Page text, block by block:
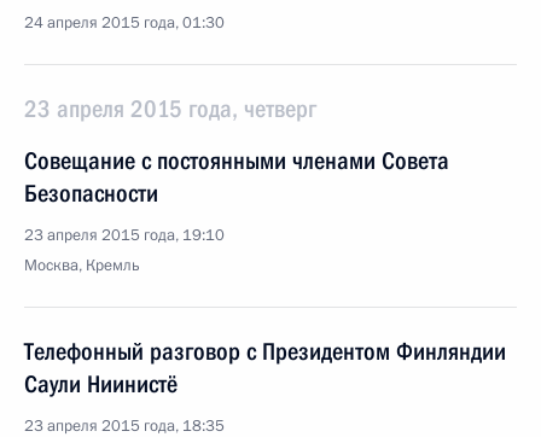
24 апреля 2015 года, 01:30
23 апреля 2015 года, четверг
Совещание с постоянными членами Совета
Безопасности
23 апреля 2015 года, 19:10
Москва, Кремль
Телефонный разговор с Президентом Финляндии
Саули Ниинистё
23 апреля 2015 года, 18:35